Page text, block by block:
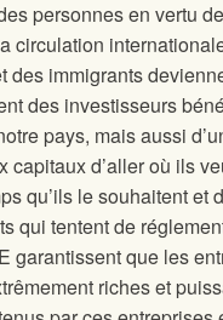
personnes en vertu
circulation
des immigrants
des investisseurs
pays, mais aussi
capitaux d’aller où ils
qu’ils le souhaitent et
qui tentent de
garantissent que les
riches et